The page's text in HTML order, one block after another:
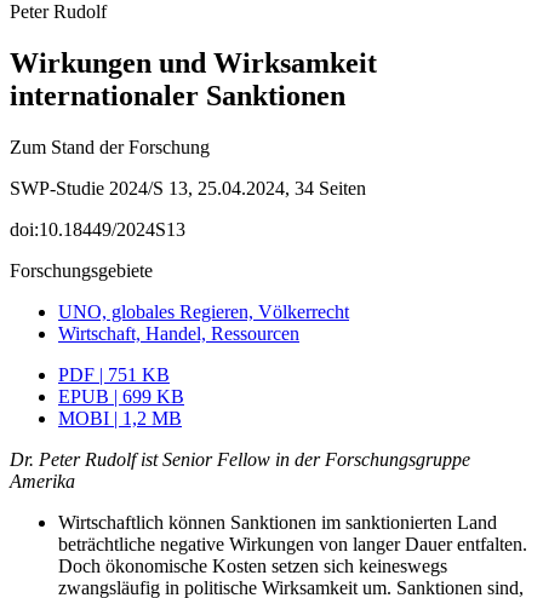
Peter Rudolf
Wirkungen und Wirksamkeit
internationaler Sanktionen
Zum Stand der Forschung
SWP-Studie 2024/S 13, 25.04.2024, 34 Seiten
doi:10.18449/2024S13
Forschungsgebiete
UNO, globales Regieren, Völkerrecht
Wirtschaft, Handel, Ressourcen
PDF | 751 KB
EPUB | 699 KB
MOBI | 1,2 MB
Dr. Peter Rudolf ist Senior Fellow in der Forschungsgruppe
Amerika
Wirtschaftlich können Sanktionen im sanktionierten Land
beträchtliche negative Wirkungen von langer Dauer entfalten.
Doch ökonomische Kosten setzen sich keineswegs
zwangsläufig in politische Wirksamkeit um. Sanktionen sind,